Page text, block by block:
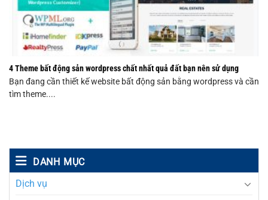
DANH MỤC
Dịch vụ
4 Theme bất động sản wordpress chất nhất quả đất bạn nên sử dụng
Bạn đang cần thiết kế website bất động sản bằng wordpress và cần
tìm theme....